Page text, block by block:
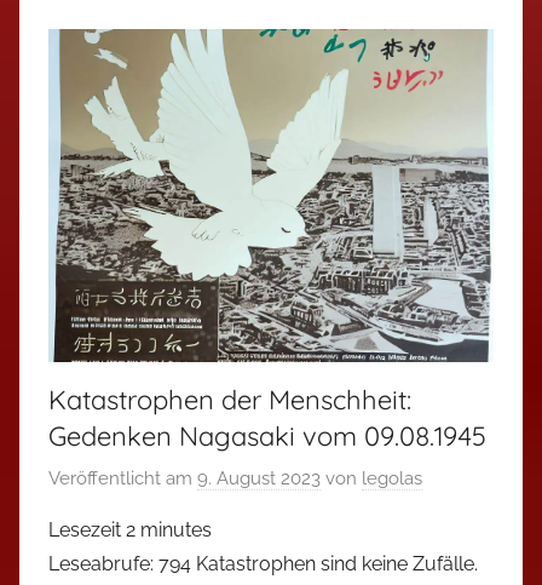
Katastrophen der Menschheit:
Gedenken Nagasaki vom 09.08.1945
Veröffentlicht am 9. August 2023 von legolas
Lesezeit 2 minutes
Leseabrufe: 794 Katastrophen sind keine Zufälle.